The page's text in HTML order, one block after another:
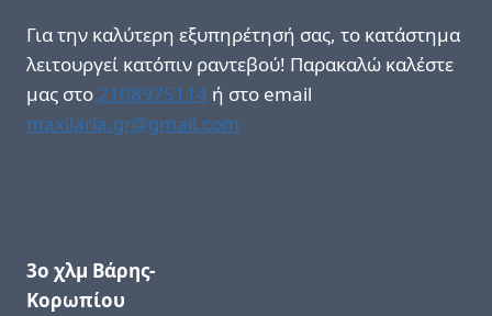
Για την καλύτερη εξυπηρέτησή σας, το κατάστημα
λειτουργεί κατόπιν ραντεβού! Παρακαλώ καλέστε
μας στο 2108975114 ή στο email
maxilaria.gr@gmail.com
3ο χλμ Βάρης-
Κορωπίου